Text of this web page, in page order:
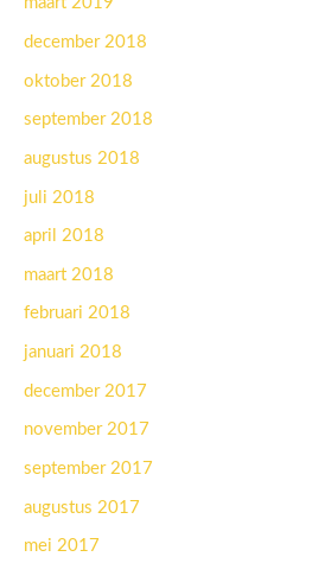
december 2018
oktober 2018
september 2018
augustus 2018
juli 2018
april 2018
maart 2018
februari 2018
januari 2018
december 2017
november 2017
september 2017
augustus 2017
mei 2017